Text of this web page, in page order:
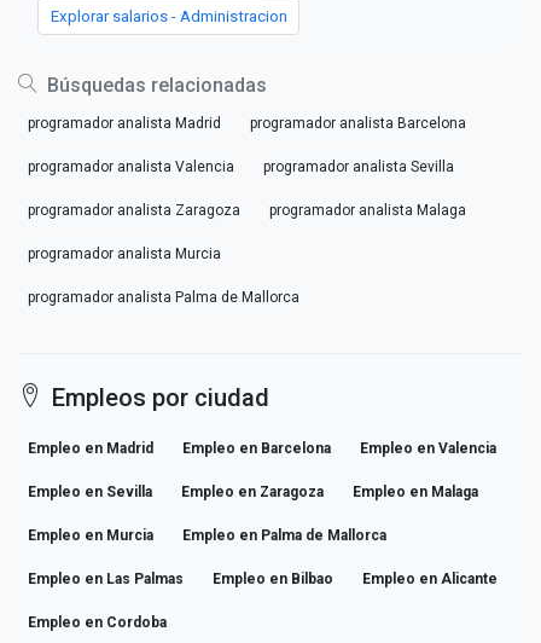
Explorar salarios - Administracion
Búsquedas relacionadas
programador analista Madrid programador analista Barcelona
programador analista Valencia programador analista Sevilla
programador analista Zaragoza programador analista Malaga
programador analista Murcia
programador analista Palma de Mallorca
Empleos por ciudad
Empleo en Madrid Empleo en Barcelona Empleo en Valencia
Empleo en Sevilla Empleo en Zaragoza Empleo en Malaga
Empleo en Murcia Empleo en Palma de Mallorca
Empleo en Las Palmas Empleo en Bilbao Empleo en Alicante
Empleo en Cordoba